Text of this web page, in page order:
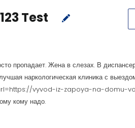
Test
пропадает. Жена в слезах. В
наркологическая клиника с
vyvod-iz-zapoya-na-domu-
кому надо.